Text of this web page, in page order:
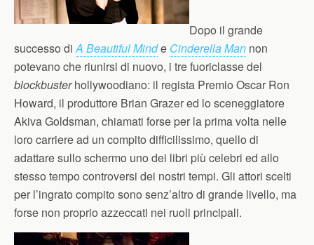
Dopo il grande
successo diA Beautiful Minde Cinderella Man non
potevano che riunirsi di nuovo, i tre fuoriclasse del
blockbusterhollywoodiano: il regista Premio Oscar Ron
Howard, il produttore Brian Grazer ed lo sceneggiatore
Akiva Goldsman, chiamati forse per la prima volta nelle
loro carriere ad un compito difficilissimo, quello di
adattare sullo schermo uno dei libri più celebri ed allo
stesso tempo controversi dei nostri tempi. Gli attori scelti
per l’ingrato compito sono senz’altro di grande livello, ma
forse non proprio azzeccati nei ruoli principali.